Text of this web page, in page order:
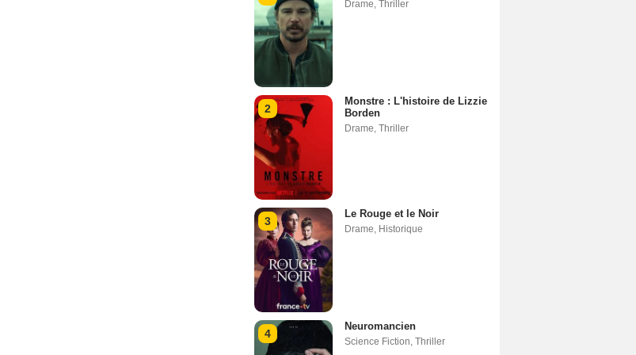
Drame, Thriller
2
Monstre : L'histoire de Lizzie
Borden
Drame, Thriller
3
Le Rouge et le Noir
Drame, Historique
4
Neuromancien
Science Fiction, Thriller